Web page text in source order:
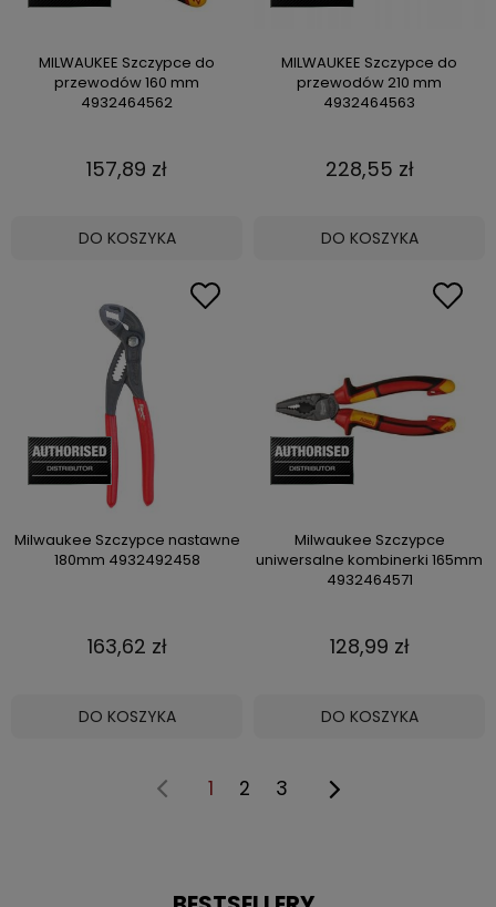
MILWAUKEE Szczypce do
przewodów 160 mm
4932464562
157,89 zł
DO KOSZYKA
MILWAUKEE Szczypce do
przewodów 210 mm
4932464563
228,55 zł
DO KOSZYKA
Milwaukee Szczypce nastawne
180mm 4932492458
163,62 zł
DO KOSZYKA
Milwaukee Szczypce
uniwersalne kombinerki 165mm
4932464571
128,99 zł
DO KOSZYKA
1 2 3